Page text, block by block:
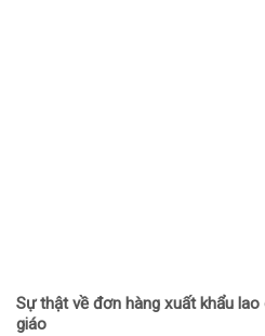
Sự thật về đơn hàng xuất khẩu
giáo